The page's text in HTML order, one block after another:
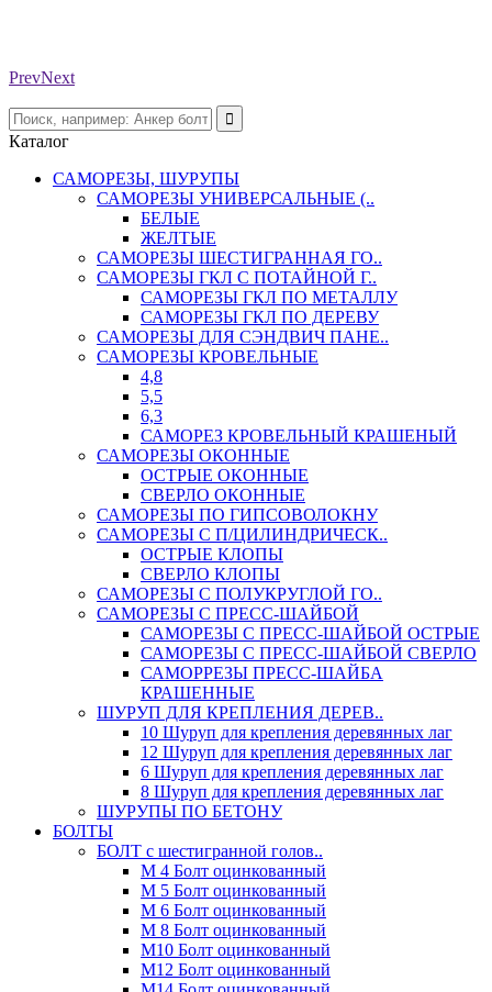
PrevNext
Каталог
САМОРЕЗЫ, ШУРУПЫ
САМОРЕЗЫ УНИВЕРСАЛЬНЫЕ (..
БЕЛЫЕ
ЖЕЛТЫЕ
САМОРЕЗЫ ШЕСТИГРАННАЯ ГО..
САМОРЕЗЫ ГКЛ С ПОТАЙНОЙ Г..
САМОРЕЗЫ ГКЛ ПО МЕТАЛЛУ
САМОРЕЗЫ ГКЛ ПО ДЕРЕВУ
САМОРЕЗЫ ДЛЯ СЭНДВИЧ ПАНЕ..
САМОРЕЗЫ КРОВЕЛЬНЫЕ
4,8
5,5
6,3
САМОРЕЗ КРОВЕЛЬНЫЙ КРАШЕНЫЙ
САМОРЕЗЫ ОКОННЫЕ
ОСТРЫЕ ОКОННЫЕ
СВЕРЛО ОКОННЫЕ
САМОРЕЗЫ ПО ГИПСОВОЛОКНУ
САМОРЕЗЫ С П/ЦИЛИНДРИЧЕСК..
ОСТРЫЕ КЛОПЫ
СВЕРЛО КЛОПЫ
САМОРЕЗЫ С ПОЛУКРУГЛОЙ ГО..
САМОРЕЗЫ С ПРЕСС-ШАЙБОЙ
САМОРЕЗЫ С ПРЕСС-ШАЙБОЙ ОСТРЫЕ
САМОРЕЗЫ С ПРЕСС-ШАЙБОЙ СВЕРЛО
САМОРРЕЗЫ ПРЕСС-ШАЙБА
КРАШЕННЫЕ
ШУРУП ДЛЯ КРЕПЛЕНИЯ ДЕРЕВ..
10 Шуруп для крепления деревянных лаг
12 Шуруп для крепления деревянных лаг
6 Шуруп для крепления деревянных лаг
8 Шуруп для крепления деревянных лаг
ШУРУПЫ ПО БЕТОНУ
БОЛТЫ
БОЛТ с шестигранной голов..
М 4 Болт оцинкованный
М 5 Болт оцинкованный
М 6 Болт оцинкованный
М 8 Болт оцинкованный
М10 Болт оцинкованный
М12 Болт оцинкованный